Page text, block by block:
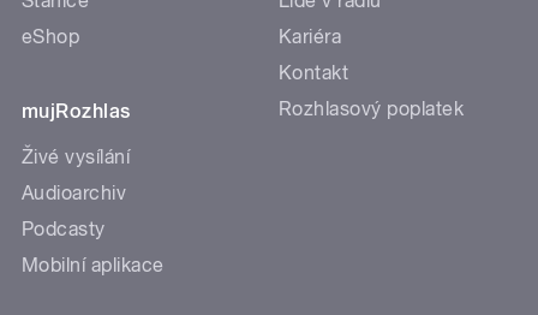
eShop
mujRozhlas
Živé vysílání
Audioarchiv
Podcasty
Mobilní aplikace
Kariéra
Kontakt
Rozhlasový poplatek